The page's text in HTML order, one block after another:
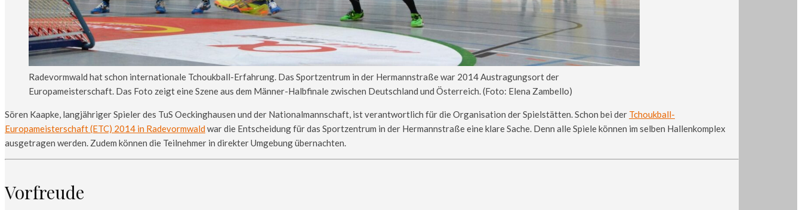
Radevormwald hat schon internationale Tchoukball-Erfahrung. Das Sportzentrum in der Hermannstraße war 2014 Austragungsort der
Europameisterschaft. Das Foto zeigt eine Szene aus dem Männer-Halbfinale zwischen Deutschland und Österreich. (Foto: Elena Zambello)
Sören Kaapke, langjähriger Spieler des TuS Oeckinghausen und der Nationalmannschaft, ist verantwortlich für die Organisation der Spielstätten. Schon bei der Tchoukball-
Europameisterschaft (ETC) 2014 in Radevormwald war die Entscheidung für das Sportzentrum in der Hermannstraße eine klare Sache. Denn alle Spiele können im selben Hallenkomplex
ausgetragen werden. Zudem können die Teilnehmer in direkter Umgebung übernachten.
Vorfreude